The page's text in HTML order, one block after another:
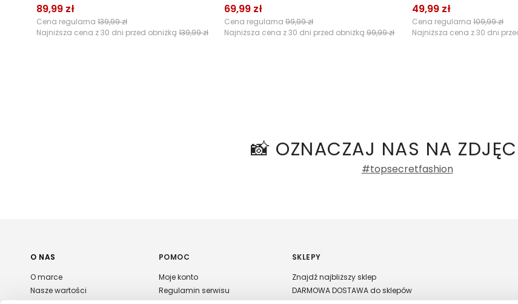
89,99 zł
Cena regularna 139,99 zł
Najniższa cena z 30 dni przed obniżką 139,99 zł
69,99 zł
Cena regularna 99,99 zł
Najniższa cena z 30 dni przed obniżką 99,99 zł
49,99 zł
Cena regularna 109,99 zł
Najniższa cena z 30 dni
📸 OZNACZAJ NAS NA
#topsecretfashion
O NAS
O marce
Nasze wartości
POMOC
Moje konto
Regulamin serwisu
SKLEPY
Znajdź najbliższy sklep
DARMOWA DOSTAWA do sklepów